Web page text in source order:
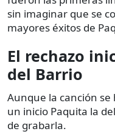
sin imaginar que se
mayores éxitos de
El rechazo
del Barrio
Aunque la canción
un inicio Paquita la
de grabarla.